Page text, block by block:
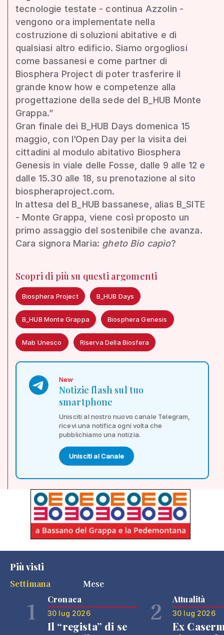
tecnologie testate - continua Azzolin -
vengono ora implementate nella
costruzione di soluzioni abitative e di
qualsiasi altro edificio. Siamo orgogliosi
come bassanesi e come partner di
Biosphera Project di poter trasferire il
grande know how e competenze alla
progettazione della sede del B_HUB Monte
Grappa.”
Gran finale dei B_HUB Days domenica 15
maggio, con l’Open Day per la visita dei
cittadini al modulo abitativo Biosphera
Genesis in viale delle Fosse, dalle 9 alle 12 e
dalle 15.30 alle 18, su prenotazione al sito
biospheraproject.com.
In attesa del B_HUB bassanese, alias B_SITE
- Monte Grappa, viene così proposto un
primo assaggio del sostenibile che avanza.
Cara signora Maria: gheto Bio capìo?
Scopri di più su questi argomenti
Biosphera Project B_HUB Days
B_HUB Monte Grappa Biosphera Genesis
Mab Unesco Riserva Della Biosfera
New
Notizie flash sul tuo
smartphone
Unisciti al nostro nuovo canale Telegram,
ricevi una notifica ogni volta che
pubblichiamo una notizia.
Unisciti al Canale
Più visti
Settimana
Mese
1 Cronaca
30 lug 2026
Il “regista” di se
2 Attualità
30 lug 2026
Ex